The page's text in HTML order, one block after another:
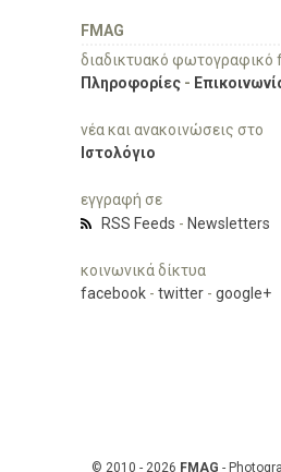
FMAG
διαδικτυακό φωτογραφικό
Πληροφορίες -
νέα και ανακοινώσεις στο
Ιστολόγιο
εγγραφή σε
RSS Feeds - Newsletters
κοινωνικά δίκτυα
facebook - twitter - google+
© 2010 - 2026 FMAG -